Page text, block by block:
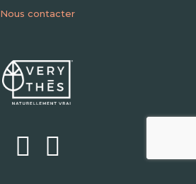
Nous contacter